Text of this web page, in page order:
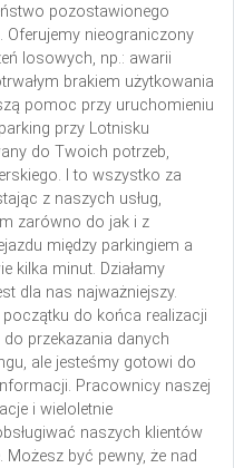
pozostawionego
nieograniczony
losowych, np.: awarii
brakiem użytkowania
pomoc przy uruchomieniu
przy Lotnisku
do Twoich potrzeb,
I to wszystko za
z naszych usług,
zarówno do jak i z
między parkingiem a
kilka minut. Działamy
dla nas najważniejszy.
do końca realizacji
przekazania danych
ale jesteśmy gotowi do
Pracownicy naszej
i wieloletnie
naszych klientów
być pewny, że nad